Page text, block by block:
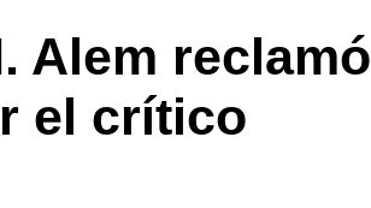
Alem reclamó
el crítico